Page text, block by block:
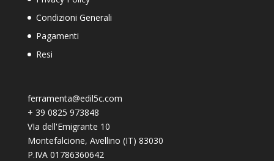
Condizioni Generali
Pagamenti
Resi
ferramenta@edil5c.com
+ 39 0825 973848
VIa dell'Emigrante 10
Montefalcione, Avellino (IT) 83030
P.IVA 01786360642